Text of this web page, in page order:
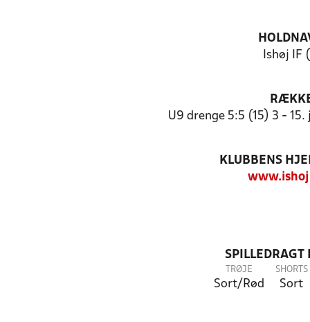
Ishøj IF
U9 drenge 5:5 (15) 3 -
KLUBBENS
SPILLEDRAGT
TRØJE
Sort/Rød
SHORTS
Sort